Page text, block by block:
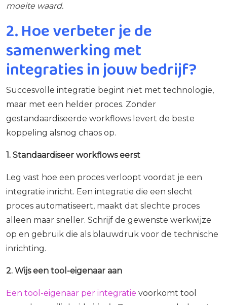
moeite waard.
2. Hoe verbeter je de
samenwerking met
integraties in jouw bedrijf?
Succesvolle integratie begint niet met technologie,
maar met een helder proces. Zonder
gestandaardiseerde workflows levert de beste
koppeling alsnog chaos op.
1. Standaardiseer workflows eerst
Leg vast hoe een proces verloopt voordat je een
integratie inricht. Een integratie die een slecht
proces automatiseert, maakt dat slechte proces
alleen maar sneller. Schrijf de gewenste werkwijze
op en gebruik die als blauwdruk voor de technische
inrichting.
2. Wijs een tool-eigenaar aan
Een tool-eigenaar per integratie voorkomt tool